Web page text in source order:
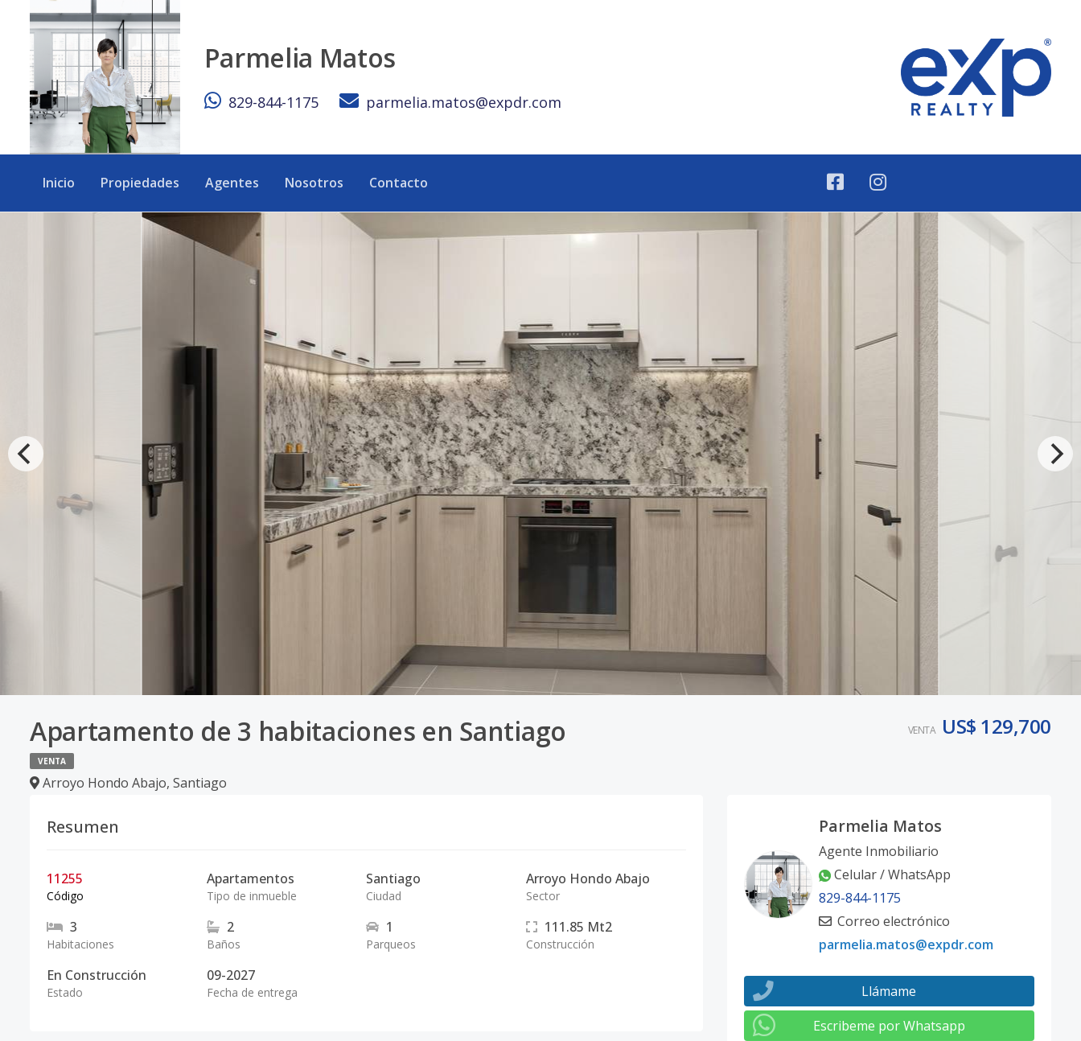
Parmelia Matos
829-844-1175 parmelia.matos@expdr.com
Inicio Propiedades Agentes Nosotros Contacto
Apartamento de 3 habitaciones en Santiago
VENTA
Arroyo Hondo Abajo, Santiago
VENTA US$ 129,700
Resumen
11255
Código
Apartamentos
Tipo de inmueble
Santiago
Ciudad
Arroyo Hondo Abajo
Sector
3
Habitaciones
2
Baños
1
Parqueos
111.85 Mt2
Construcción
En Construcción
Estado
09-2027
Fecha de entrega
Parmelia Matos
Agente Inmobiliario
Celular / WhatsApp
829-844-1175
Correo electrónico
parmelia.matos@expdr.com
Llámame
Escribeme por Whatsapp
Apartamento de 3 habitaciones en Santiago - eXp Realty República Dominicana